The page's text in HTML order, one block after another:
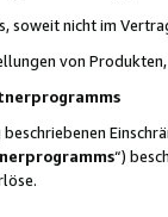
soweit nicht im
von
“)